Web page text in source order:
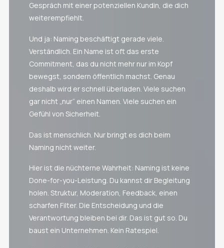
Gespräch mit einer potenziellen Kundin, die dich
weiterempfiehlt.
Und ja: Naming beschäftigt gerade viele.
Verständlich. Ein Name ist oft das erste
Commitment, das du nicht mehr nur im Kopf
bewegst, sondern öffentlich machst. Genau
deshalb wird er schnell überladen. Viele suchen
gar nicht „nur“ einen Namen. Viele suchen ein
Gefühl von Sicherheit.
Das ist menschlich. Nur bringt es dich beim
Naming nicht weiter.
Hier ist die nüchterne Wahrheit: Naming ist keine
Done-for-you-Leistung. Du kannst dir Begleitung
holen. Struktur, Moderation, Feedback, einen
scharfen Filter. Die Entscheidung und die
Verantwortung bleiben bei dir. Das ist gut so. Du
baust ein Unternehmen. Kein Ratespiel.